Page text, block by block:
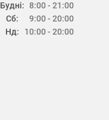
Будні:
Сб:
Нд:
8:00 - 21:00
9:00 - 20:00
10:00 - 20:00